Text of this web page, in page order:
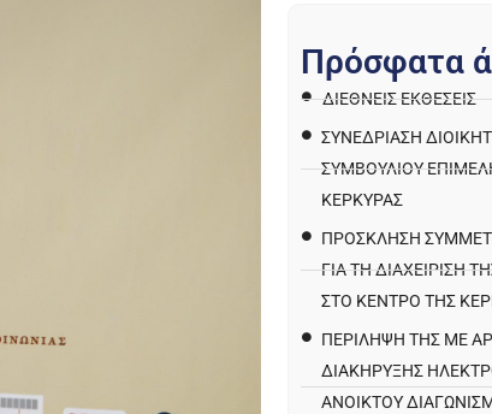
Πρόσφατα ά
ΔΙΕΘΝΕΙΣ ΕΚΘΕΣΕΙΣ
ΣΥΝΕΔΡΙΑΣΗ
ΣΥΜΒΟΥΛΙΟΥ
ΚΕΡΚΥΡΑΣ
ΠΡΌΣΚΛΗΣΗ
ΓΙΑ ΤΗ ΔΙΑΧΕΊΡΙΣΗ
ΣΤΟ ΚΈΝΤΡΟ ΤΗΣ
ΠΕΡΙΛΗΨΗ ΤΗΣ ΜΕ
ΔΙΑΚΗΡΥΞΗΣ
ΑΝΟΙΚΤΟΥ